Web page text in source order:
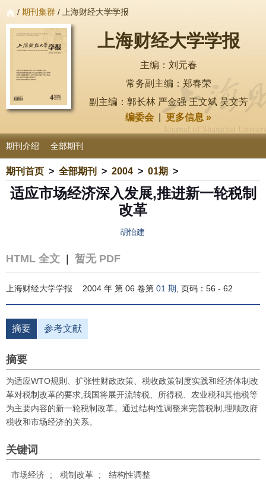
/ 期刊集群 / 上海财经大学学报
上海财经大学学报
主编：刘元春
常务副主编：郑春荣
副主编：郭长林 严金强 王文斌 吴文芳
编委会 |更多信息 »
期刊介绍 全部期刊
期刊首页 > 全部期刊 > 2004 > 01期 >
适应市场经济深入发展,推进新一轮税制
改革
胡怡建
HTML 全文 暂无 PDF
上海财经大学学报 2004 年 第 06 卷第 01 期 , 页码：56 - 62
摘要 参考文献
摘要
为适应WTO规則、扩张性财政政策、税收政策制度实践和经济体制改
革对税制改革的要求,我国将展开流转税、所得税、农业税和其他税等
为主要内容的新一轮税制改革。通过结构性调整来完善税制,理顺政府
税收和市场经济的关系。
关键词
市场经济 ; 税制改革 ; 结构性调整